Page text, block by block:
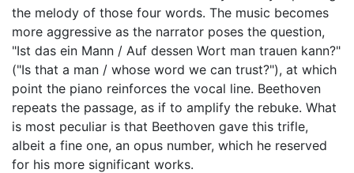
the melody of those four words. The music becomes
more aggressive as the narrator poses the question,
"Ist das ein Mann / Auf dessen Wort man trauen kann?"
("Is that a man / whose word we can trust?"), at which
point the piano reinforces the vocal line. Beethoven
repeats the passage, as if to amplify the rebuke. What
is most peculiar is that Beethoven gave this trifle,
albeit a fine one, an opus number, which he reserved
for his more significant works.